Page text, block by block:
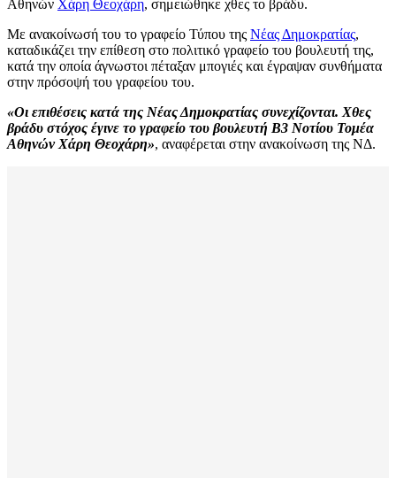
Αθηνών Χάρη Θεοχάρη, σημειώθηκε χθες το βράδυ.
Με ανακοίνωσή του το γραφείο Τύπου της Νέας Δημοκρατίας,
καταδικάζει την επίθεση στο πολιτικό γραφείο του βουλευτή της,
κατά την οποία άγνωστοι πέταξαν μπογιές και έγραψαν συνθήματα
στην πρόσοψή του γραφείου του.
«Οι επιθέσεις κατά της Νέας Δημοκρατίας συνεχίζονται. Χθες
βράδυ στόχος έγινε το γραφείο του βουλευτή Β3 Νοτίου Τομέα
Αθηνών Χάρη Θεοχάρη», αναφέρεται στην ανακοίνωση της ΝΔ.